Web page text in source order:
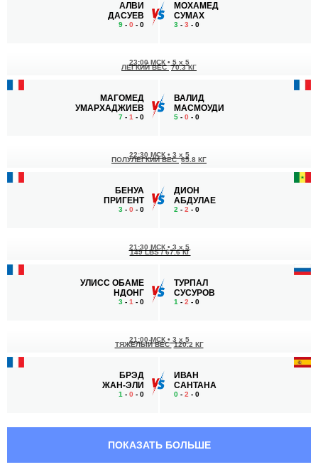
АЛВИ
ДАСУЕВ
9 - 0 - 0
МОХАМЕД
СУМАХ
3 - 3 - 0
МАГОМЕД
УМАРХАДЖИЕВ
7 - 1 - 0
23:00 МСК • 5 x 5
ЛЕГКИЙ ВЕС 70.3 КГ
ВАЛИД
МАСМОУДИ
5 - 0 - 0
БЕНУА
ПРИГЕНТ
3 - 0 - 0
22:30 МСК • 3 x 5
ПОЛУЛЕГКИЙ ВЕС 65.8 КГ
ДИОН
АБДУЛАЕ
2 - 2 - 0
УЛИСС ОБАМЕ
НДОНГ
3 - 1 - 0
21:30 МСК • 3 x 5
149 LBS / 67.6 КГ
ТУРПАЛ
СУСУРОВ
1 - 2 - 0
БРЭД
ЖАН-ЭЛИ
1 - 0 - 0
21:00 МСК • 3 x 5
ТЯЖЕЛЫЙ ВЕС 120.2 КГ
ИВАН
САНТАНА
0 - 2 - 0
ПОКАЗАТЬ БОЛЬШЕ